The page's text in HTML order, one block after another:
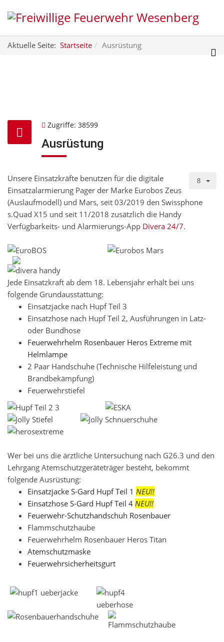
Aktuelle Seite: Startseite Ausrüstung
Zugriffe: 38599
Ausrüstung
Unsere Einsatzkräfte benutzen für die digitale
Einsatzalarmierung Pager der Marke Eurobos Zeus
(Auslaufmodell) und Mars, seit 03/2019 den Swissphone
s.Quad X15 und seit 11/2018 zusätzlich die Handy
Verfügbarkeits- und Alarmierungs-App Divera 24/7.
Jede Einsatzkraft ab dem 18. Lebensjahr erhält bei uns
folgende Grundausstattung:
Einsatzjacke nach Hupf Teil 3
Einsatzhose nach Hupf Teil 2, Ausführungen in Latz-
oder Bundhose
Feuerwehrhelm Rosenbauer Heros Extreme mit
Helmlampe
2 Paar Handschuhe (Technische Hilfeleistung und
Brandbekämpfung)
Feuerwehrstiefel
Wer bei uns die ärztliche Untersuchung nach G26.3 und den
Lehrgang Atemschutzgeräteträger besteht, bekommt
folgende Ausrüstung:
Einsatzjacke S-Gard Hupf Teil 1 NEU!!
Einsatzhose S-Gard Hupf Teil 4 NEU!!
Feuerwehr-Schutzhandschuh Rosenbauer
Flammschutzhaube
Feuerwehrhelm Rosenbauer Heros Titan
Atemschutzmaske
Feuerwehrsicherheitsgurt